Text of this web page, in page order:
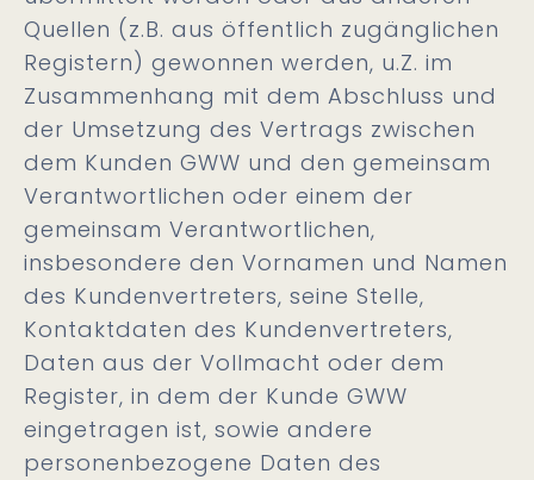
Quellen (z.B. aus öffentlich zugänglichen
Registern) gewonnen werden, u.Z. im
Zusammenhang mit dem Abschluss und
der Umsetzung des Vertrags zwischen
dem Kunden GWW und den gemeinsam
Verantwortlichen oder einem der
gemeinsam Verantwortlichen,
insbesondere den Vornamen und Namen
des Kundenvertreters, seine Stelle,
Kontaktdaten des Kundenvertreters,
Daten aus der Vollmacht oder dem
Register, in dem der Kunde GWW
eingetragen ist, sowie andere
personenbezogene Daten des